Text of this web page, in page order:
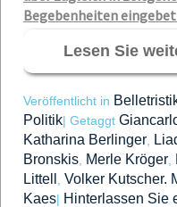
Begebenheiten
Lesen Sie
Veröffentlicht in
Politik| Getaggt
Katharina Berlinger
Bronskis Merle Kröger
Littell
Volker Kutscher.
Kaes| Hinterlassen Sie